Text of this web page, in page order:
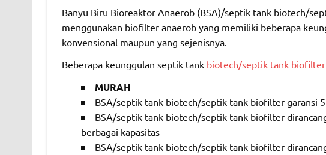
Banyu Biru Bioreaktor Anaerob (BSA)/septik tank biotech/
menggunakan biofilter anaerob yang memiliki beberapa
konvensional maupun yang sejenisnya.
Beberapa keunggulan septik tank biotech/septik tank biofilter
MURAH
BSA/septik tank biotech/septik tank biofilter garansi
BSA/septik tank biotech/septik tank biofilter
berbagai kapasitas
BSA/septik tank biotech/septik tank biofilter